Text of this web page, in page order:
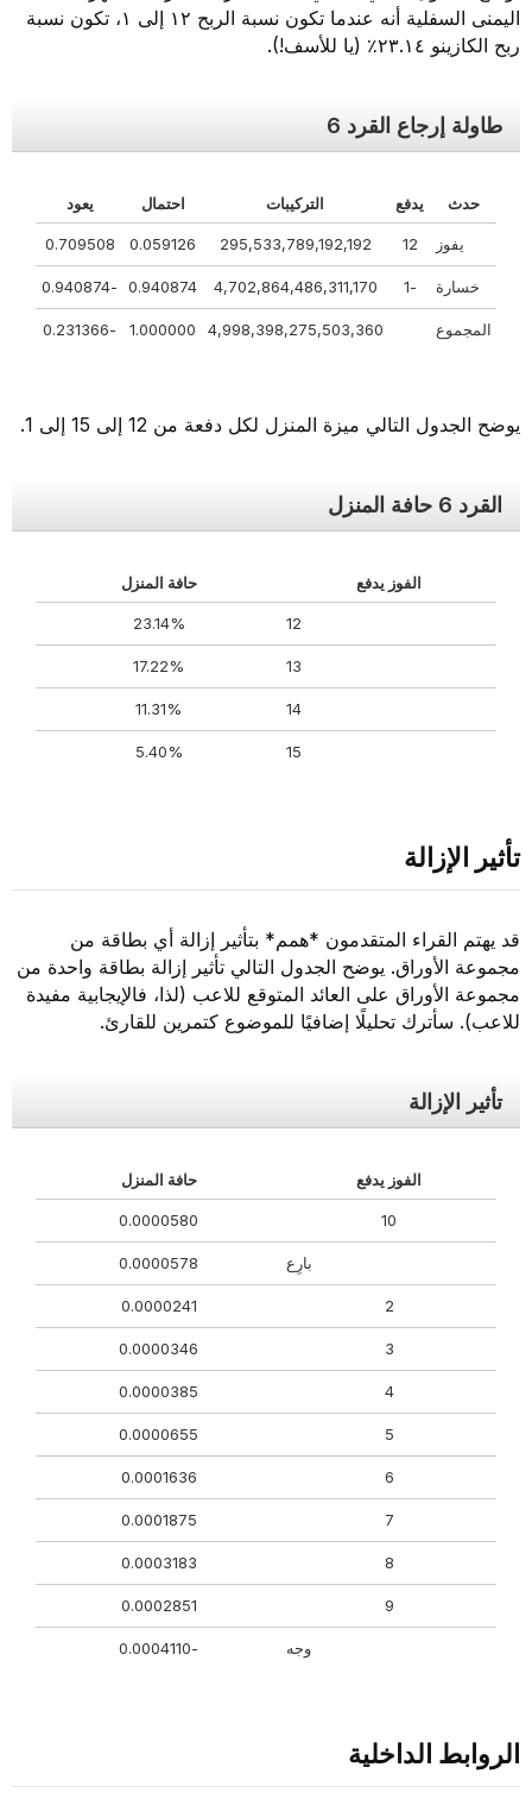
اليمنى السفلية أنه عندما تكون نسبة الربح ١٢ إلى ١، تكون نسبة
ربح الكازينو ٢٣.١٤٪ (يا للأسف!).
طاولة إرجاع القرد 6
حدث يدفع التركيبات احتمال يعود
يفوز 12
295,533,789,192,192
0.059126
0.709508
خسارة 4,702,864,486,311,170
0.940874
المجموع 4,998,398,275,503,360
1.000000
يوضح الجدول التالي ميزة المنزل لكل دفعة من 12 إلى 15 إلى 1.
القرد 6 حافة المنزل
الفوز يدفع حافة المنزل
12
23.14%
13
17.22%
14
11.31%
15
5.40%
تأثير الإزالة
قد يهتم القراء المتقدمون *همم* بتأثير إزالة أي بطاقة من
مجموعة الأوراق. يوضح الجدول التالي تأثير إزالة بطاقة واحدة من
مجموعة الأوراق على العائد المتوقع للاعب (لذا، فالإيجابية مفيدة
للاعب). سأترك تحليلًا إضافيًا للموضوع كتمرين للقارئ.
تأثير الإزالة
الفوز يدفع حافة المنزل
10
0.0000580
بارِع 0.0000578
0.0000241
0.0000346
4
0.0000385
0.0000655
0.0001636
0.0001875
0.0003183
0.0002851
وجه
الروابط الداخلية